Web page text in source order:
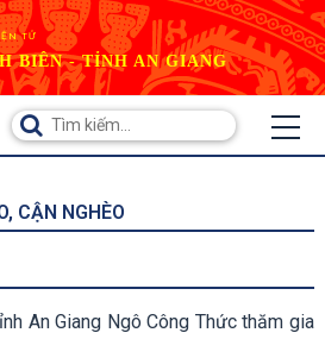
TỬ
BIÊN - TỈNH AN GIANG
CẬN NGHÈO
An Giang Ngô Công Thức thăm gia